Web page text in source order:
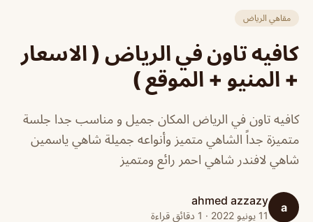
مقاهي الرياض
كافيه تاون في الرياض ( الاسعار
+ المنيو + الموقع )
كافيه تاون في الرياض ‏المكان جميل و مناسب جدا ‏جلسة
‏متميزة جداً الشاهي متميز وأنواعه جميلة شاهي ياسمين
شاهي لافندر شاهي احمر رائع ومتميز
a
ahmed azzazy
11 يونيو 2022 · 1 دقائق قراءة